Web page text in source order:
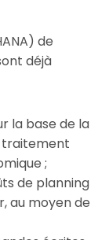
de
déjà
la base de la
traitement
;
de planning
au moyen de